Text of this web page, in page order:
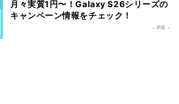
月々実質1円〜！Galaxy S26シリーズの
キャンペーン情報をチェック！
- PR -